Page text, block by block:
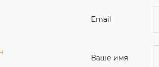
Я соглашаюсь с